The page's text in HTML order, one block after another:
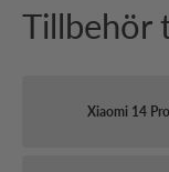
Tillbehör
Xiaomi 14